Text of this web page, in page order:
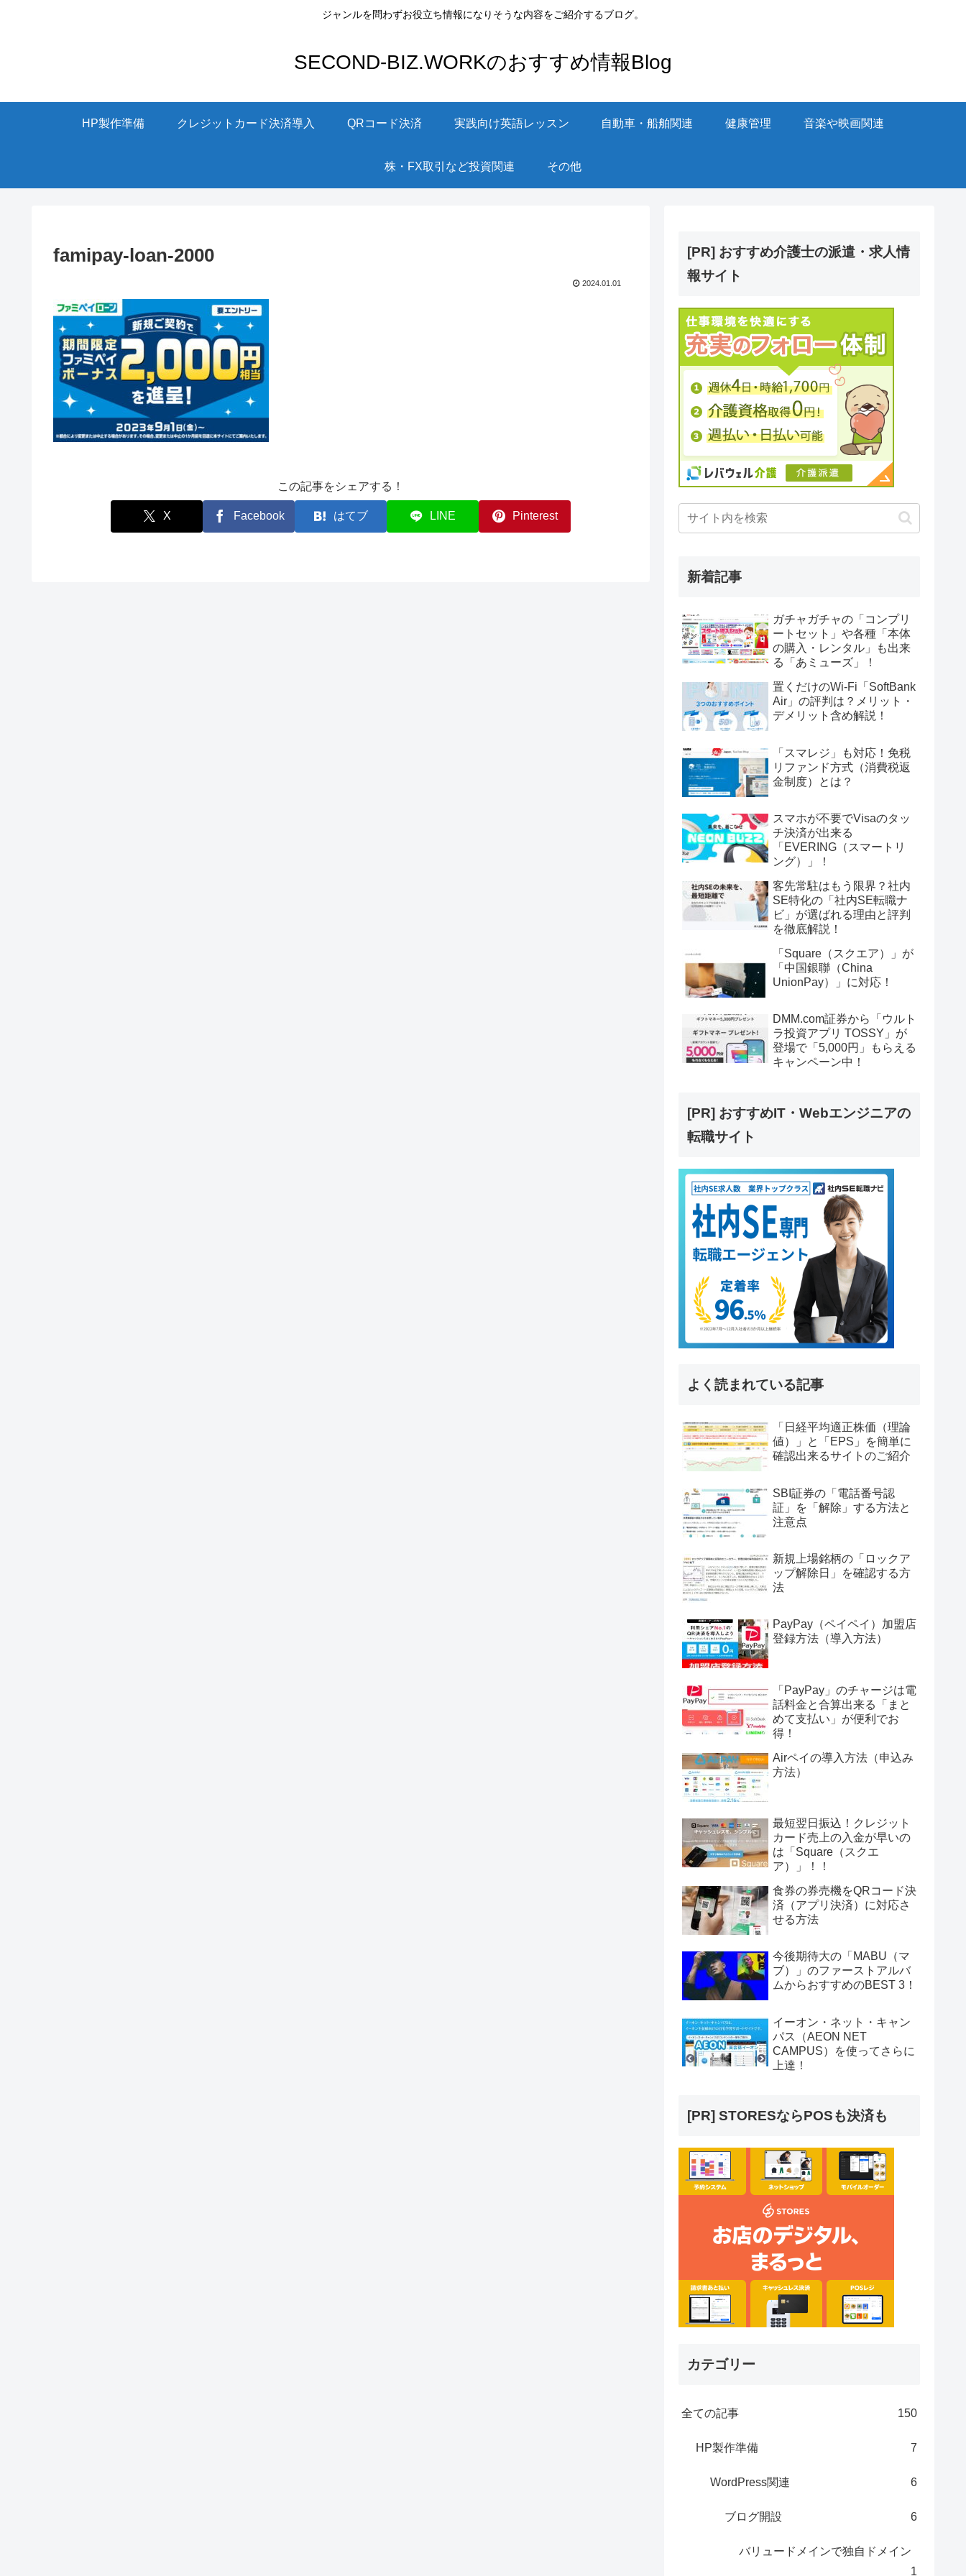
ジャンルを問わずお役立ち情報になりそうな内容をご紹介するブログ。
SECOND-BIZ.WORKのおすすめ情報Blog
HP製作準備 クレジットカード決済導入 QRコード決済 実践向け英語レッスン 自動車・船舶関連 健康管理 音楽や映画関連
株・FX取引など投資関連 その他
famipay-loan-2000
2024.01.01
この記事をシェアする！
X Facebook はてブ LINE Pinterest
[PR] おすすめ介護士の派遣・求人情
報サイト
新着記事
ガチャガチャの「コンプリ
ートセット」や各種「本体
の購入・レンタル」も出来
る「あミューズ」！
置くだけのWi-Fi「SoftBank
Air」の評判は？メリット・
デメリット含め解説！
「スマレジ」も対応！免税
リファンド方式（消費税返
金制度）とは？
スマホが不要でVisaのタッ
チ決済が出来る
「EVERING（スマートリ
ング）」！
客先常駐はもう限界？社内
SE特化の「社内SE転職ナ
ビ」が選ばれる理由と評判
を徹底解説！
「Square（スクエア）」が
「中国銀聯（China
UnionPay）」に対応！
DMM.com証券から「ウルト
ラ投資アプリ TOSSY」が
登場で「5,000円」もらえる
キャンペーン中！
[PR] おすすめIT・Webエンジニアの
転職サイト
よく読まれている記事
「日経平均適正株価（理論
値）」と「EPS」を簡単に
確認出来るサイトのご紹介
SBI証券の「電話番号認
証」を「解除」する方法と
注意点
新規上場銘柄の「ロックア
ップ解除日」を確認する方
法
PayPay（ペイペイ）加盟店
登録方法（導入方法）
「PayPay」のチャージは電
話料金と合算出来る「まと
めて支払い」が便利でお
得！
Airペイの導入方法（申込み
方法）
最短翌日振込！クレジット
カード売上の入金が早いの
は「Square（スクエ
ア）」！！
食券の券売機をQRコード決
済（アプリ決済）に対応さ
せる方法
今後期待大の「MABU（マ
ブ）」のファーストアルバ
ムからおすすめのBEST 3！
イーオン・ネット・キャン
パス（AEON NET
CAMPUS）を使ってさらに
上達！
[PR] STORESならPOSも決済も
カテゴリー
全ての記事 150
HP製作準備 7
WordPress関連 6
ブログ開設 6
バリュードメインで独自ドメイン
1